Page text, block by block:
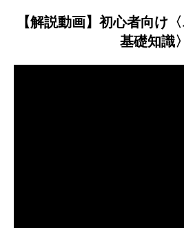
【解説動画】初心者向け
基礎知識〉